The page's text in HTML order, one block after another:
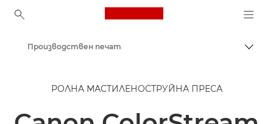
Canon Logo, back to
Решения и услуги
Бизнес продукти
Производствен печат
РОЛНА МАСТИЛЕНОСТРУЙНА ПРЕСА